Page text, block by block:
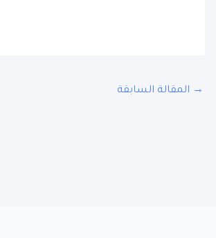
→ المقالة السابقة